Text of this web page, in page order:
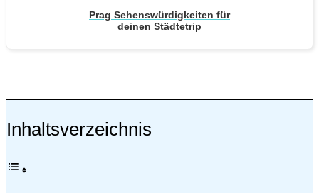
Prag Sehenswürdigkeiten für
deinen Städtetrip
Inhaltsverzeichnis